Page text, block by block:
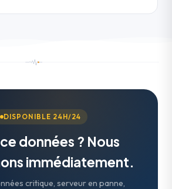
DISPONIBLE 24H/24
données ? Nous
immédiatement.
critique, serveur en panne,